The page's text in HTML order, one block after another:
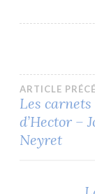
de
ARTICLE
Les
d’Hector –
Neyret